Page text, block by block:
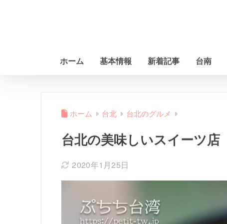
ホーム 基本情報 新着記事 台南
ホーム 台北 台北のグルメ
台北の美味しいスイーツ店
2020年1月25日